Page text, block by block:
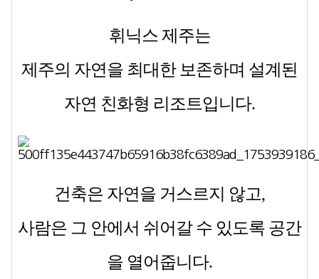
휘닉스 제주는
제주의 자연을 최대한 보존하며 설계된
자연 친화형 리조트입니다.
건축은 자연을 거스르지 않고,
사람은 그 안에서 쉬어갈 수 있도록 공간
을 열어줍니다.